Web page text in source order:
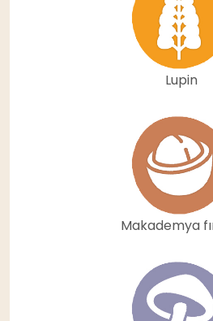
Lupin
Makademya